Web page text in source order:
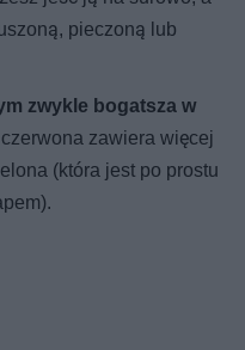
pieczoną lub
zwykle bogatsza w
zawiera więcej
(która jest po prostu